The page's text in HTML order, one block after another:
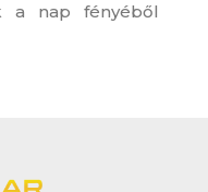
a nap fényéből